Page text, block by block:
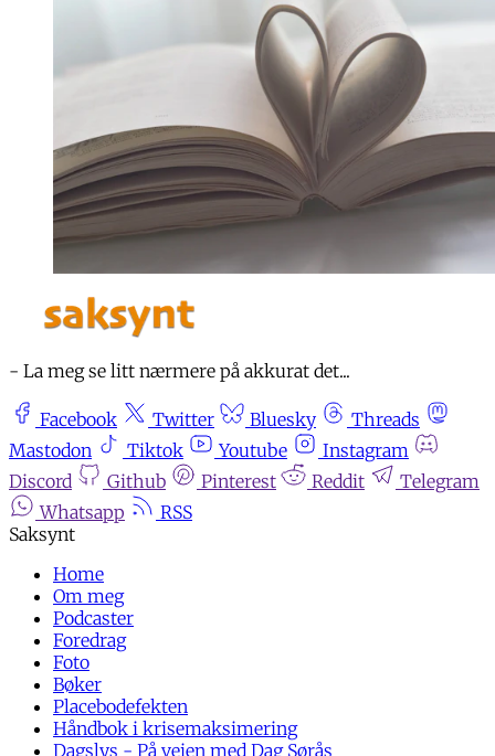
- La meg se litt nærmere på akkurat det...
Facebook Twitter Bluesky
Threads
Mastodon
Tiktok Youtube
Instagram
Discord
Github Pinterest Reddit
Telegram
Whatsapp
RSS
Home
Om meg
Podcaster
Foredrag
Foto
Bøker
Placebodefekten
Håndbok i krisemaksimering
Dagslys - På veien med Dag Sørås